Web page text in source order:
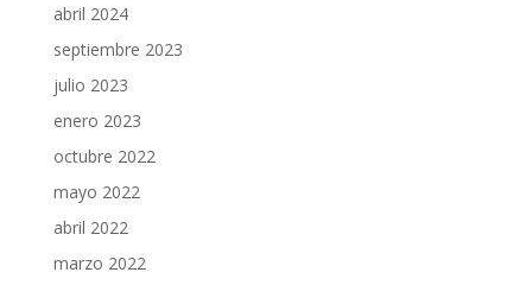
abril 2024
septiembre 2023
julio 2023
enero 2023
octubre 2022
mayo 2022
abril 2022
marzo 2022